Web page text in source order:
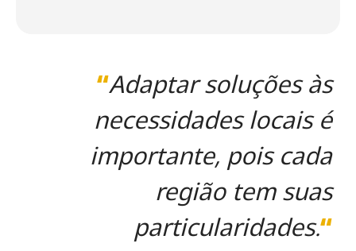
“Adaptar soluções às
necessidades locais é
importante, pois cada
região tem suas
particularidades.“